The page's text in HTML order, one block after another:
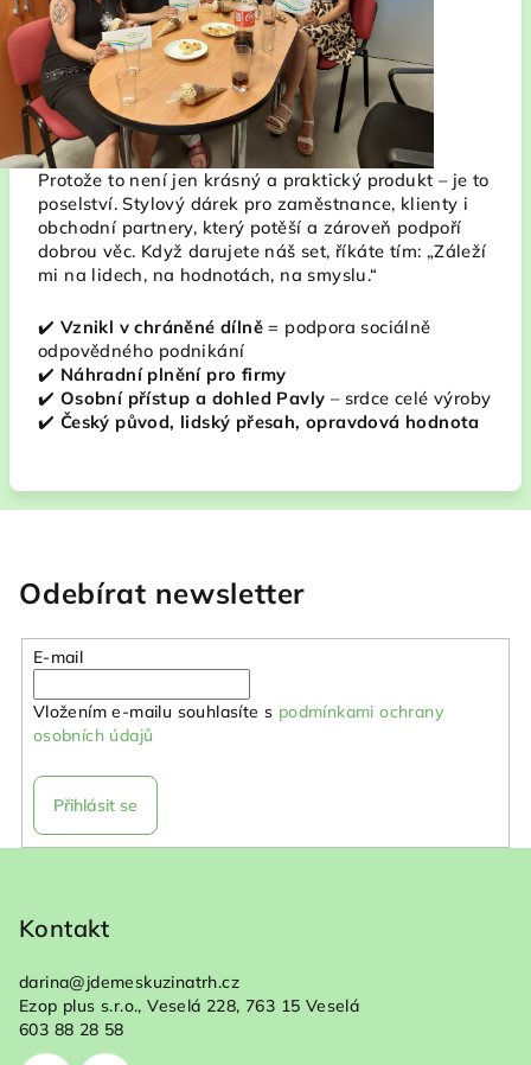
Protože to není jen krásný a praktický produkt – je to
poselství. Stylový dárek pro zaměstnance, klienty i
obchodní partnery, který potěší a zároveň podpoří
dobrou věc. Když darujete náš set, říkáte tím: „Záleží
mi na lidech, na hodnotách, na smyslu.“
✔️ Vznikl v chráněné dílně = podpora sociálně
odpovědného podnikání
✔️ Náhradní plnění pro firmy
✔️ Osobní přístup a dohled Pavly – srdce celé výroby
✔️ Český původ, lidský přesah, opravdová hodnota
Odebírat newsletter
E-mail
Vložením e-mailu souhlasíte s podmínkami ochrany
osobních údajů
Přihlásit se
Kontakt
darina@jdemeskuzinatrh.cz
Ezop plus s.r.o., Veselá 228, 763 15 Veselá
603 88 28 58